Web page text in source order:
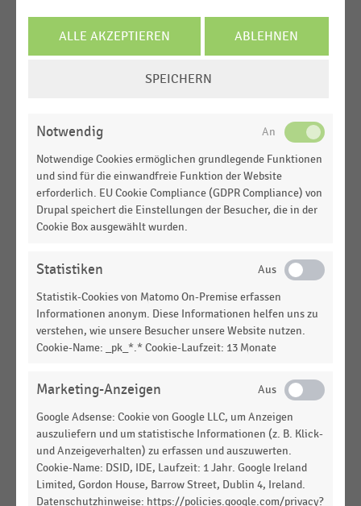
DEUTSCHSPRACHIGER EINZELHANDEL |STATISTIK
Handel nach Verbrauchsträgern (2025)
DEUTSCHSPRACHIGER EINZELHANDEL|STATISTIK
Energieverbrauch im deutschsprachigen Handel
nach Branchen (2025)
DEUTSCHSPRACHIGER EINZELHANDEL
deutschsprachigen Handel (2025)
GESAMTWIRTSCHAFTLICHE
RAHMENBEDINGUNGEN|
Anteil der Konsumausgaben der privaten
Haushalte in Deutschland für Wohnung und
GESAMTWIRTSCHAFTLICHE
RAHMENBEDINGUNGEN|
STATISTIK
Konsumausgaben der privaten Haushalte für
Wohnung und Energie (2010-2025)
DEUTSCHSPRACHIGER EINZELHANDEL |STATISTIK
Stromverbrauch ausgewählter Betriebsformen im
MEHR ANZEIGEN
MEHR ANZEIGEN
ALLE AKZEPTIEREN ABLEHNEN
SPEICHERN
Notwendig
Notwendige Cookies ermöglichen grundlegende Funktionen
und sind für die einwandfreie Funktion der Website
erforderlich. EU Cookie Compliance (GDPR Compliance) von
Drupal speichert die Einstellungen der Besucher, die in der
Cookie Box ausgewählt wurden.
Statistiken
Statistik-Cookies von Matomo On-Premise erfassen
Informationen anonym. Diese Informationen helfen uns zu
verstehen, wie unsere Besucher unsere Website nutzen.
Cookie-Name: _pk_*.* Cookie-Laufzeit: 13 Monate
Marketing-Anzeigen
Google Adsense: Cookie von Google LLC, um Anzeigen
auszuliefern und um statistische Informationen (z. B. Klick-
und Anzeigeverhalten) zu erfassen und auszuwerten.
Cookie-Name: DSID, IDE, Laufzeit: 1 Jahr. Google Ireland
Limited, Gordon House, Barrow Street, Dublin 4, Ireland.
Datenschutzhinweise: https://policies.google.com/privacy?